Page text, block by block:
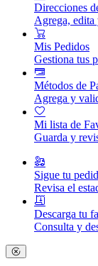
Direcciones
Agrega,
Mis Pedidos
Gestiona tus
Métodos de
Agrega y
Mi lista de
Guarda y
Sigue tu
Revisa el
Descarga tu
Consulta y